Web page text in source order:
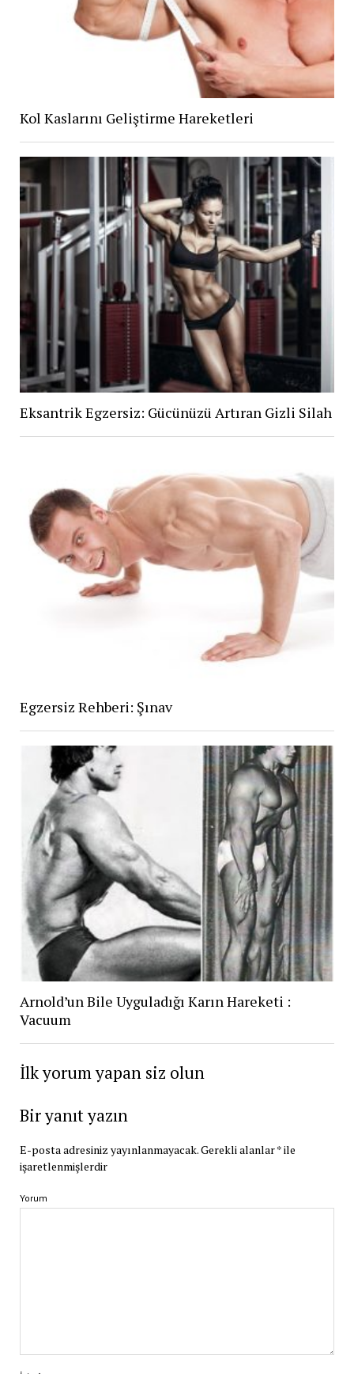
Kol Kaslarını Geliştirme Hareketleri
Eksantrik Egzersiz: Gücünüzü Artıran Gizli Silah
Egzersiz Rehberi: Şınav
Arnold’un Bile Uyguladığı Karın Hareketi :
Vacuum
İlk yorum yapan siz olun
Bir yanıt yazın
E-posta adresiniz yayınlanmayacak.Gerekli alanlar*ile
işaretlenmişlerdir
Yorum